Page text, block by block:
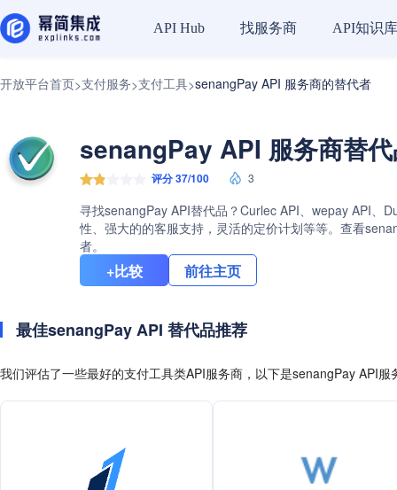
API Hub 找服务商 API知识库
开放平台首页>支付服务>支付工具>senangPay API 服务商的替代者
senangPay API 服务商替
评分 37/100 3
寻找senangPay API替代品？Curlec API、wepay API、
性、强大的的客服支持，灵活的定价计划等等。查看
者。
+比较 前往主页
最佳senangPay API 替代品推荐
我们评估了一些最好的支付工具类API服务商，以下是senangPay API服